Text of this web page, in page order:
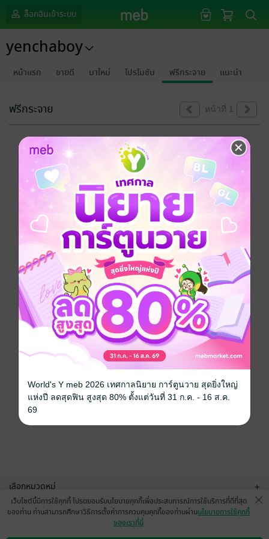
ล็อกอินเข้าระบบ
yenchaboy
หน้าแรก ขายดี มาใหม่ โปรโมชัน ฟรีกระจาย แนะนำ
ฟรีกระจาย หน้าที่ 1
ขออภัยด้วยนะคะ
ไม่พบข้อมูลในหัวข้อที่คุณกำลังชมค่ะ
เลือกหมวดหมู่ +
บริการช่วยเหลือ
เว็บไซต์นี้มีการใช้คุกกี้ โปรดยอมรับนโยบายคุกกี้เพื่อประสบการณ์การใช้บริการที่ดีที่สุด
ของท่าน ท่านสามารถศึกษาวิธีการตั้งค่าการควบคุมคุกกี้ของท่านผ่านนโยบายการใช้คุกกี้
ของเราที่นี่
World's Y meb 2026 เทศกาลนิยาย การ์ตูนวาย สุดยิ่งใหญ่
แห่งปี ลดสุดฟิน สูงสุด 80% ตั้งแต่วันที่ 31 ก.ค. - 16 ส.ค.
69